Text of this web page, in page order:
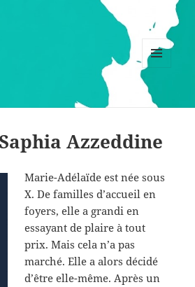
MENU
WIDGETS
Azzeddine
Marie-Adélaïde est née sous
X. De familles d’accueil en
foyers, elle a grandi en
essayant de plaire à tout
prix. Mais cela n’a pas
marché. Elle a alors décidé
d’être elle-même. Après un